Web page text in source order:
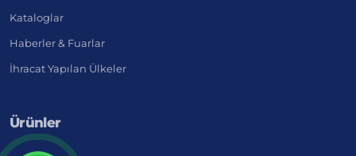
Kataloglar
Haberler & Fuarlar
İhracat Yapılan Ülkeler
Ürünler